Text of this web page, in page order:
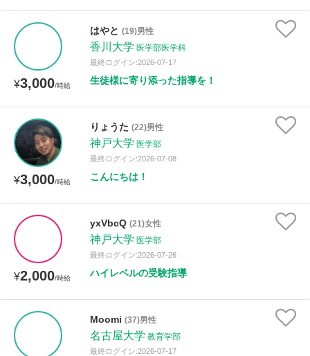
¥3,000/時給
はやと (19)男性
香川大学 医学部医学科
最終ログイン:2026-07-17
生徒様に寄り添った指導を！
¥3,000/時給
りょうた (22)男性
神戸大学 医学部
最終ログイン:2026-07-08
こんにちは！
¥2,000/時給
yxVbcQ (21)女性
神戸大学 医学部
最終ログイン:2026-07-26
ハイレベルの受験指導
Moomi (37)男性
名古屋大学 教育学部
最終ログイン:2026-07-17